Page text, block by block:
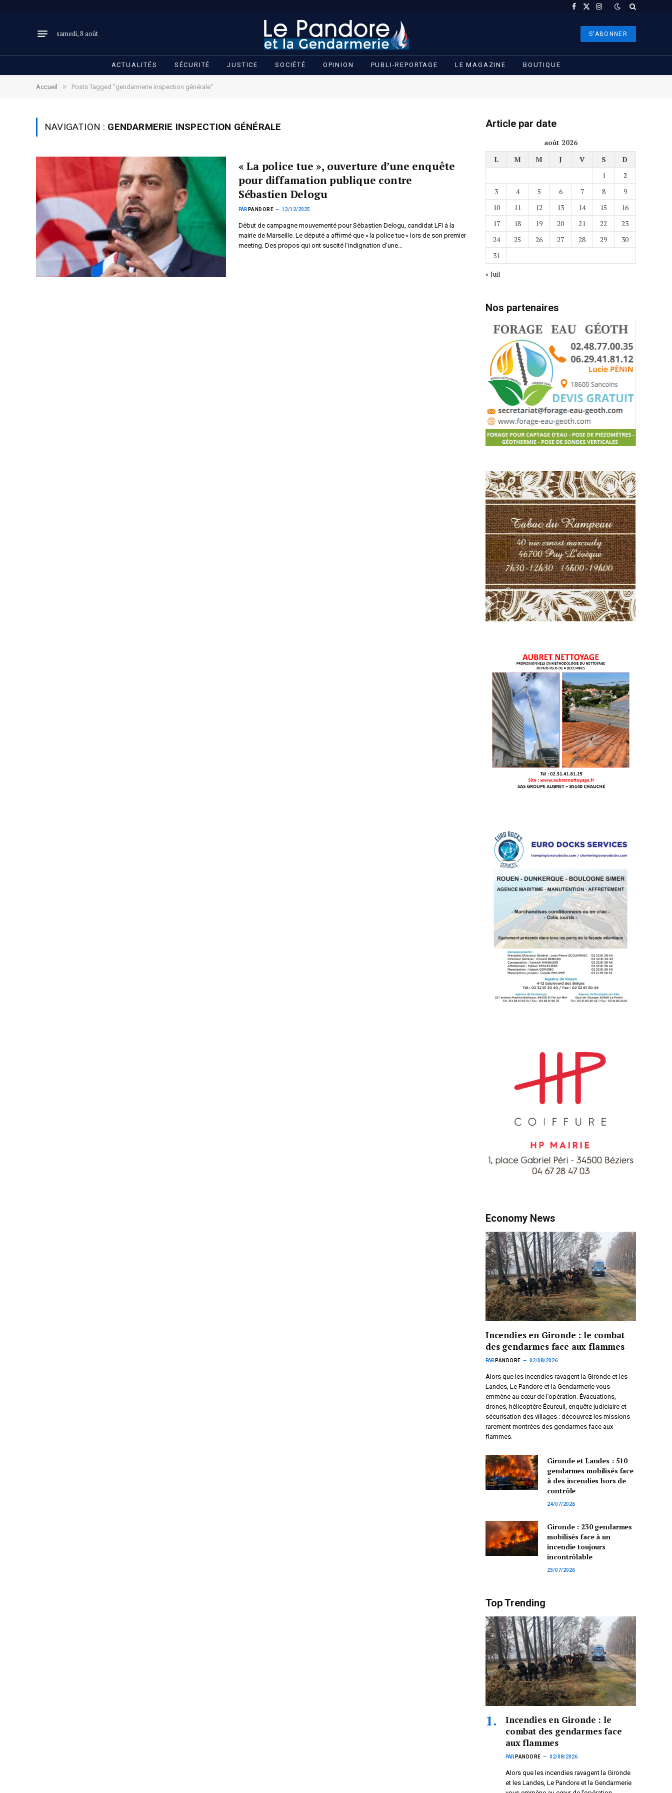
Facebook
X
Instagram
samedi, 8 août S'ABONNER
ACTUALITÉS SÉCURITÉ JUSTICE SOCIÉTÉ OPINION PUBLI-REPORTAGE LE MAGAZINE BOUTIQUE
Accueil » Posts Tagged "gendarmerie inspection générale"
NAVIGATION : GENDARMERIE INSPECTION GÉNÉRALE
« La police tue », ouverture d’une enquête
pour diffamation publique contre
Sébastien Delogu
PAR PANDORE 13/12/2025
Début de campagne mouvementé pour Sébastien Delogu, candidat LFI à la
mairie de Marseille. Le député a affirmé que « la police tue » lors de son premier
meeting. Des propos qui ont suscité l’indignation d’une…
Article par date
août 2026
L
M M J V S
D
1
2
3
4 5 6 7 8
9
10
11 12 13 14 15
16
17
18 19 20 21 22
23
24
25 26 27 28 29
30
31
« Juil
Nos partenaires
Economy News
Incendies en Gironde : le combat
des gendarmes face aux flammes
PAR PANDORE 02/08/2026
Alors que les incendies ravagent la Gironde et les
Landes, Le Pandore et la Gendarmerie vous
emmène au cœur de l’opération. Évacuations,
drones, hélicoptère Écureuil, enquête judiciaire et
sécurisation des villages : découvrez les missions
rarement montrées des gendarmes face aux
flammes.
Gironde et Landes : 510
gendarmes mobilisés face
à des incendies hors de
contrôle
24/07/2026
Gironde : 230 gendarmes
mobilisés face à un
incendie toujours
incontrôlable
23/07/2026
Top Trending
Incendies en Gironde : le
combat des gendarmes face
aux flammes
PAR PANDORE 02/08/2026
Alors que les incendies ravagent la Gironde
et les Landes, Le Pandore et la Gendarmerie